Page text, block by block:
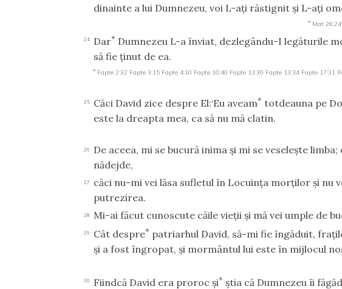
dinainte a lui Dumnezeu, voi L-aţi răstignit şi L-aţi
* Mat 26:24
24 Dar* Dumnezeu L-a înviat, dezlegându-I legăturile
să fie ţinut de ea.
* Fapte 2:32 Fapte 3:15 Fapte 4:10 Fapte 10:40 Fapte 13:30 Fapte 13:34 Fapte 17:31
25 Căci David zice despre El:‘Eu aveam* totdeauna pe
este la dreapta mea, ca să nu mă clatin.
26
De aceea, mi se bucură inima şi mi se veseleşte
nădejde,
27
căci nu-mi vei lăsa sufletul în Locuinţa morţilor şi nu
putrezirea.
28 Mi-ai făcut cunoscute căile vieţii şi mă vei umple de
29 Cât despre* patriarhul David, să-mi fie îngăduit,
şi a fost îngropat, şi mormântul lui este în mijlocul
30 Fiindcă David era proroc şi* ştia că Dumnezeu îi